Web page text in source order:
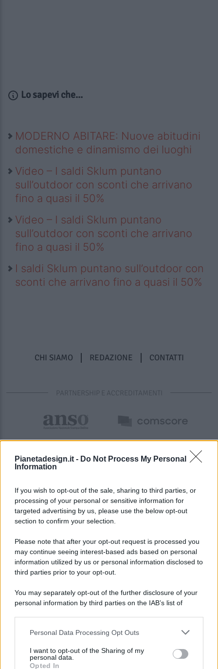
Pianetadesign.it - Do Not Process My Personal
Information
If you wish to opt-out of the sale, sharing to third parties, or
processing of your personal or sensitive information for
targeted advertising by us, please use the below opt-out
section to confirm your selection.
Please note that after your opt-out request is processed you
may continue seeing interest-based ads based on personal
information utilized by us or personal information disclosed to
third parties prior to your opt-out.
You may separately opt-out of the further disclosure of your
personal information by third parties on the IAB’s list of
This information may also be disclosed by us to third parties
disclose it to other third parties.
Personal Data Processing Opt Outs
I want to opt-out of the Sharing of my
personal data.
Opted In
Lo sapevi che...
MODERNO ABITARE: Nuove abitudini
domestiche e dinamismo dei luoghi
Video – I saldi Sklum puntano
sull’outdoor con sconti che arrivano
fino a quasi il 50%
Video – I saldi Sklum puntano
sull’outdoor con sconti che arrivano
fino a quasi il 50%
I saldi Sklum puntano sull’outdoor con
sconti che arrivano fino a quasi il 50%
CHI SIAMO REDAZIONE CONTATTI
PARTNERSHIP E ACCREDITAMENTI
© 2026 - Pianeta Design - P.IVA 04827280654 - Testata
Registrata Al Tribunale Di Nocera Inferiore N. 8/2020 - RG N.
ISCRIZIONE AL ROC N. 35792 – ISCRITTA ALL’ANSO
(ASSOCIAZIONE NAZIONALE STAMPA ONLINE)
PREFERENZE PRIVACY